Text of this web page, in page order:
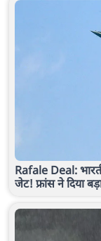
Rafale Deal:
जेट! फ्रांस ने दिया